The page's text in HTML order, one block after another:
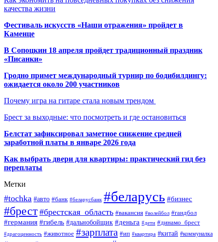
качества жизни
Фестиваль искусств «Наши отражения» пройдет в
Каменце
В Сопоцкин 18 апреля пройдет традиционный праздник
«Писанки»
Гродно примет международный турнир по бодибилдингу:
ожидается около 200 участников
Почему игра на гитаре стала новым трендом
Брест за выходные: что посмотреть и где остановиться
Белстат зафиксировал заметное снижение средней
заработной платы в январе 2026 года
Как выбрать двери для квартиры: практический гид без
переплаты
Метки
#tochka #авто #банк #беларусбанк #беларусь #бизнес
#брест #брестская_область #вакансия #волейбол #гандбол
#германия #гибель #дальнобойщик #деньга #дети #динамо_брест
#драгоценность #животное #зарплата #ип #квартира #китай #коммуналка